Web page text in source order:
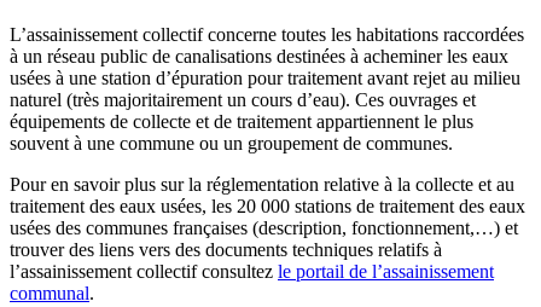
L’assainissement collectif concerne toutes les habitations raccordées
à un réseau public de canalisations destinées à acheminer les eaux
usées à une station d’épuration pour traitement avant rejet au milieu
naturel (très majoritairement un cours d’eau). Ces ouvrages et
équipements de collecte et de traitement appartiennent le plus
souvent à une commune ou un groupement de communes.
Pour en savoir plus sur la réglementation relative à la collecte et au
traitement des eaux usées, les 20 000 stations de traitement des eaux
usées des communes françaises (description, fonctionnement,…) et
trouver des liens vers des documents techniques relatifs à
l’assainissement collectif consultez le portail de l’assainissement
communal.